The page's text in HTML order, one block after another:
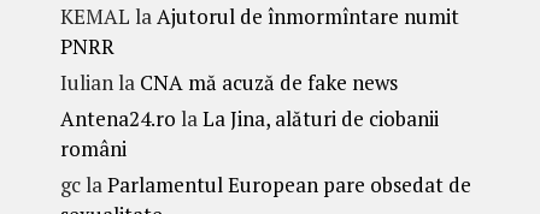
KEMAL laAjutorul de înmormîntare numit
PNRR
Iulianla CNA mă acuză de fake news
Antena24.ro laLa Jina, alături de ciobanii
români
gclaParlamentul European pare obsedat de